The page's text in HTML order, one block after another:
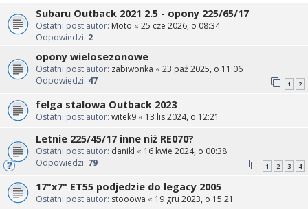
Subaru Outback 2021 2.5 - opony 225/65/17
Ostatni post autor: Moto « 25 cze 2026, o 08:34
Odpowiedzi: 2
opony wielosezonowe
Ostatni post autor: zabiwonka « 23 paź 2025, o 11:06
Odpowiedzi: 47 1 2
felga stalowa Outback 2023
Ostatni post autor: witek9 « 13 lis 2024, o 12:21
Letnie 225/45/17 inne niż RE070?
Ostatni post autor: danikl « 16 kwie 2024, o 00:38
Odpowiedzi: 79 1 2 3 4
17"x7" ET55 podjedzie do legacy 2005
Ostatni post autor: stooowa « 19 gru 2023, o 15:21